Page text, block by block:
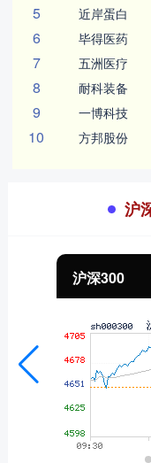
5 近岸蛋白
6 毕得医药
7 五洲医疗
8 耐科装备
9 一博科技
10 方邦股份
沪
北证50